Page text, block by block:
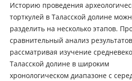
Историю проведения
торткулей в Таласской долине
разделить на несколько этапов.
сравнительный анализ
рассматривая изучение
Таласской долине в широким
хронологическом диапазоне с